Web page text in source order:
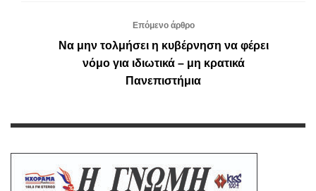
Επόμενο άρθρο
Να μην τολμήσει η κυβέρνηση να φέρει
νόμο για ιδιωτικά – μη κρατικά
Πανεπιστήμια